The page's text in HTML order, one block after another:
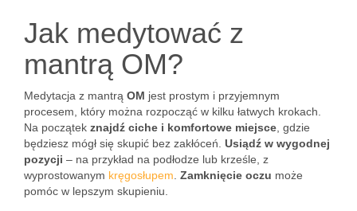
Jak medytować z
mantrą OM?
Medytacja z mantrą OM jest prostym i przyjemnym
procesem, który można rozpocząć w kilku łatwych krokach.
Na początek znajdź ciche i komfortowe miejsce , gdzie
będziesz mógł się skupić bez zakłóceń. Usiądź w wygodnej
pozycji – na przykład na podłodze lub krześle, z
wyprostowanym kręgosłupem Zamknięcie oczu może
pomóc w lepszym skupieniu.